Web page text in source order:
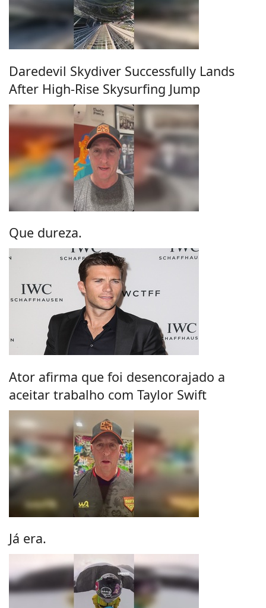
Daredevil Skydiver Successfully Lands
After High-Rise Skysurfing Jump
Que dureza.
Ator afirma que foi desencorajado a
aceitar trabalho com Taylor Swift
Já era.